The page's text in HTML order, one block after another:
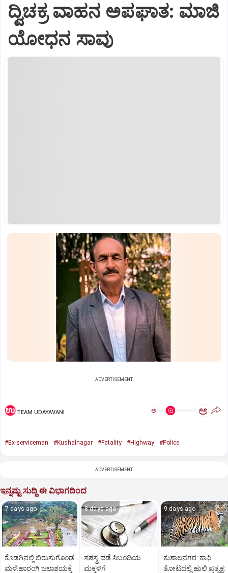
ದ್ವಿಚಕ್ರ ವಾಹನ ಅಪಘಾತ: ಮಾಜಿ
ಯೋಧನ ಸಾವು
ADVERTISEMENT
TEAM UDAYAVANI ಅ ಅ
#Ex-serviceman #Kushalnagar #Fatality #Highway #Police
ADVERTISEMENT
ಇನ್ನಷ್ಟು ಸುದ್ದಿ ಈ ವಿಭಾಗದಿಂದ
7 days ago
ಕೊಡಗಿನಲ್ಲಿ ಬಿರುಸುಗೊಂಡ
ಮಳೆ:ಹಾರಂಗಿ ಜಲಾಶಯಕ್ಕೆ
8 days ago
ಸಶಸ್ತ್ರ ಪಡೆ ಸಿಬಂದಿಯ
ಮಕ್ಕಳಿಗೆ
9 days ago
ಕುಶಾಲನಗರ: ಕಾಫಿ
ತೋಟದಲ್ಲಿ ಹುಲಿ ಪ್ರತ್ಯಕ್ಷ: